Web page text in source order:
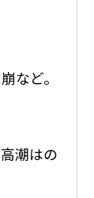
など。
潮はの